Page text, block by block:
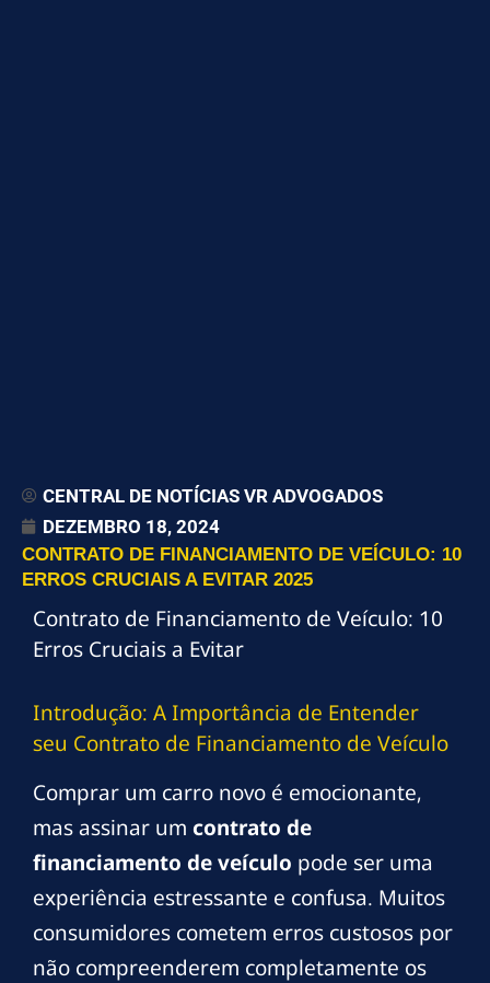
CENTRAL DE NOTÍCIAS VR ADVOGADOS
DEZEMBRO 18, 2024
CONTRATO DE FINANCIAMENTO DE VEÍCULO: 10
ERROS CRUCIAIS A EVITAR 2025
Contrato de Financiamento de Veículo: 10
Erros Cruciais a Evitar
Introdução: A Importância de Entender
seu Contrato de Financiamento de Veículo
Comprar um carro novo é emocionante,
mas assinar um contrato de
financiamento de veículo pode ser uma
experiência estressante e confusa. Muitos
consumidores cometem erros custosos por
não compreenderem completamente os